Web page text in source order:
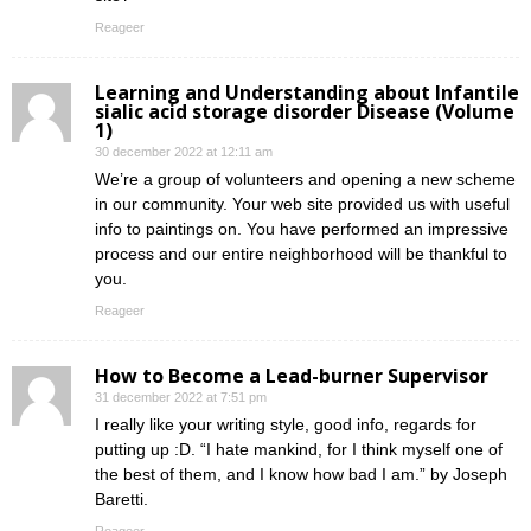
Reageer
Learning and Understanding about Infantile
sialic acid storage disorder Disease (Volume
1)
30 december 2022 at 12:11 am
We’re a group of volunteers and opening a new scheme
in our community. Your web site provided us with useful
info to paintings on. You have performed an impressive
process and our entire neighborhood will be thankful to
you.
Reageer
How to Become a Lead-burner Supervisor
31 december 2022 at 7:51 pm
I really like your writing style, good info, regards for
putting up :D. “I hate mankind, for I think myself one of
the best of them, and I know how bad I am.” by Joseph
Baretti.